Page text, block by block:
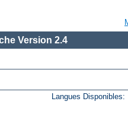
Version 2.4
Langues Disponibles: